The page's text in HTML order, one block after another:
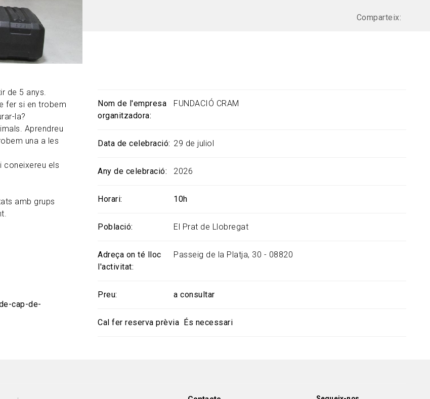
Comparteix:
de 5 anys.
fer si en trobem
la?
Aprendreu
una a les
coneixereu els
amb grups
cap-de-
Nom de l'empresa
organitzadora
FUNDACIÓ CRAM
Data de celebració 29 de juliol
Any de celebració 2026
Horari 10h
Població El Prat de Llobregat
Adreça on té lloc
l'activitat
Passeig de la Platja, 30 - 08820
Preu a consultar
Cal fer reserva prèvia És necessari